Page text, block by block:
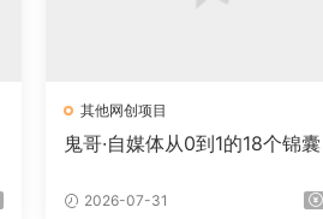
其他网创项目
鬼哥·自媒体从0到1的18个锦囊
2026-07-31